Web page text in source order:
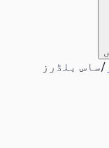
ساس بلڈرز